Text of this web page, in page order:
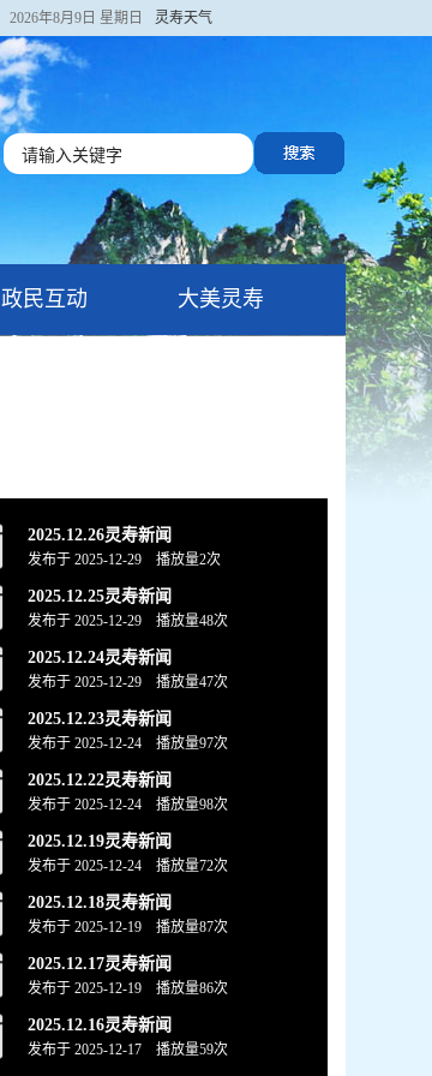
灵寿天气
2026年8月9日 星期日
政民互动 大美灵寿
2025.12.26灵寿新闻
发布于 2025-12-29 播放量2次
2025.12.25灵寿新闻
发布于 2025-12-29 播放量48次
2025.12.24灵寿新闻
发布于 2025-12-29 播放量47次
2025.12.23灵寿新闻
发布于 2025-12-24 播放量97次
2025.12.22灵寿新闻
发布于 2025-12-24 播放量98次
2025.12.19灵寿新闻
发布于 2025-12-24 播放量72次
2025.12.18灵寿新闻
发布于 2025-12-19 播放量87次
2025.12.17灵寿新闻
发布于 2025-12-19 播放量86次
2025.12.16灵寿新闻
发布于 2025-12-17 播放量59次